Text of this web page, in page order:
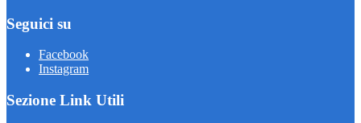
Seguici su
Facebook
Instagram
Sezione Link Utili